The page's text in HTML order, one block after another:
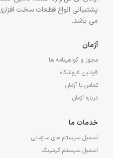
پشتیبانی انواع قطعات سخت
می باشد.
آژمان
مجوز و گواهینامه ها
قوانین فروشگاه
تماس با آژمان
درباره آژمان
خدمات ما
اسمبل سیستم های سازمانی
اسمبل سیستم گیمینگ